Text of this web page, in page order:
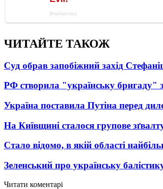
ЧИТАЙТЕ ТАКОЖ
Суд обрав запобіжний захід
РФ створила "українську бригаду"
Україна поставила Путіна перед
На Київщині сталося групове
Стало відомо, в якій області
Зеленський про українську
Читати коментарі